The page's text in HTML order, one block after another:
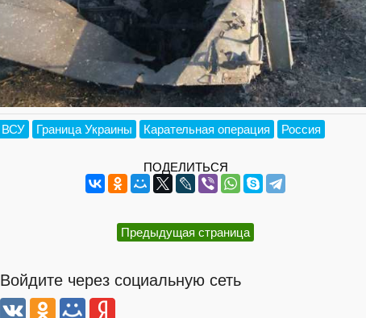
ВСУ Граница Украины Карательная операция Россия
ПОДЕЛИТЬСЯ
Предыдущая страница
Войдите через социальную сеть